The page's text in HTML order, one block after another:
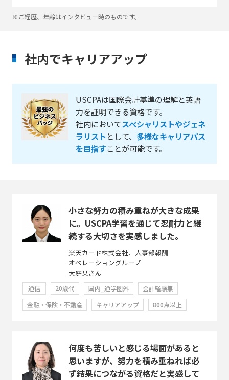
※ご経歴、年齢はインタビュー時のものです。
社内でキャリアアップ
USCPAは国際会計基準の理解と英語
力を証明できる資格です。
社内においてスペシャリストやジェネ
ラリストとして、 多様なキャリアパス
を目指すことが可能です。
小さな努力の積み重ねが大きな成果
に。USCPA学習を通じて忍耐力と継
続する大切さを実感しました。
楽天カード株式会社、人事部報酬
オペレーショングループ
大庭栞さん
通信 20歳代 国内_通学圏外
会計経験無
金融・保険・不動産
キャリアアップ 800点以上
何度も苦しいと感じる場面があると
思いますが、努力を積み重ねれば必
ず結果につながる資格だと実感して